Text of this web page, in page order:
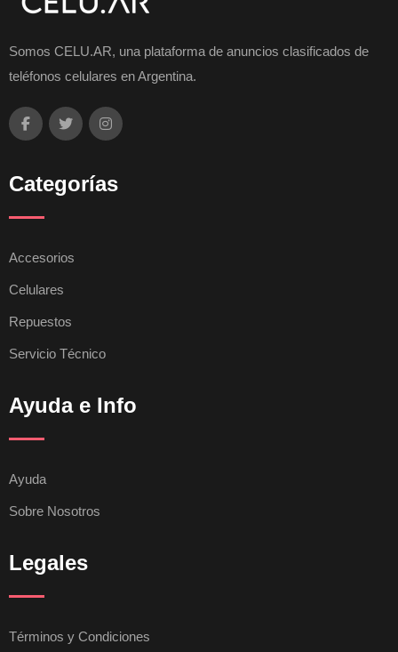
Somos CELU.AR, una plataforma de anuncios clasificados de
teléfonos celulares en Argentina.
Categorías
Accesorios
Celulares
Repuestos
Servicio Técnico
Ayuda e Info
Ayuda
Sobre Nosotros
Legales
Términos y Condiciones